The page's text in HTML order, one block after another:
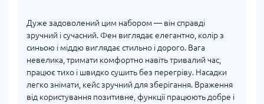
Дуже задоволений цим набором — він справді
зручний і сучасний. Фен виглядає елегантно, колір з
синьою і міддю виглядає стильно і дорого. Вага
невелика, тримати комфортно навіть тривалий час,
працює тихо і швидко сушить без перегріву. Насадки
легко знімати, кейс зручний для зберігання. Враження
від користування позитивне, функції працюють добре і